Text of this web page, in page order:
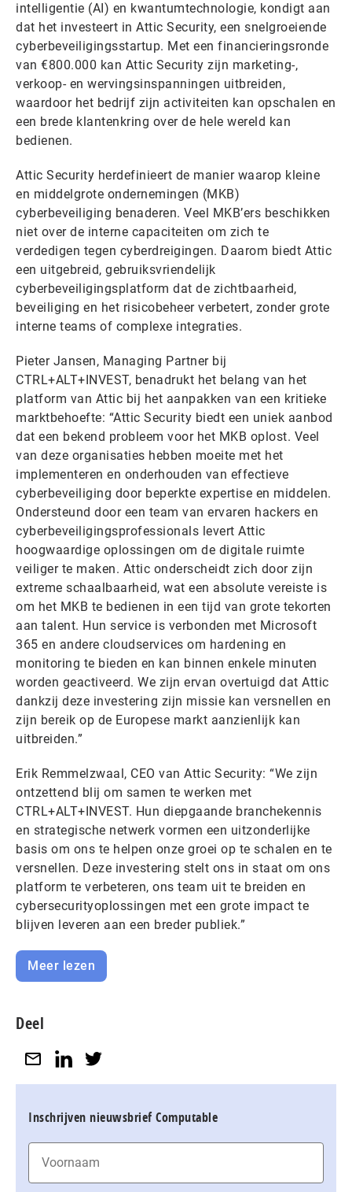
intelligentie (AI) en kwantumtechnologie, kondigt aan
dat het investeert in Attic Security, een snelgroeiende
cyberbeveiligingsstartup. Met een financieringsronde
van €800.000 kan Attic Security zijn marketing-,
verkoop- en wervingsinspanningen uitbreiden,
waardoor het bedrijf zijn activiteiten kan opschalen en
een brede klantenkring over de hele wereld kan
bedienen.
Attic Security herdefinieert de manier waarop kleine
en middelgrote ondernemingen (MKB)
cyberbeveiliging benaderen. Veel MKB’ers beschikken
niet over de interne capaciteiten om zich te
verdedigen tegen cyberdreigingen. Daarom biedt Attic
een uitgebreid, gebruiksvriendelijk
cyberbeveiligingsplatform dat de zichtbaarheid,
beveiliging en het risicobeheer verbetert, zonder grote
interne teams of complexe integraties.
Pieter Jansen, Managing Partner bij
CTRL+ALT+INVEST, benadrukt het belang van het
platform van Attic bij het aanpakken van een kritieke
marktbehoefte: “Attic Security biedt een uniek aanbod
dat een bekend probleem voor het MKB oplost. Veel
van deze organisaties hebben moeite met het
implementeren en onderhouden van effectieve
cyberbeveiliging door beperkte expertise en middelen.
Ondersteund door een team van ervaren hackers en
cyberbeveiligingsprofessionals levert Attic
hoogwaardige oplossingen om de digitale ruimte
veiliger te maken. Attic onderscheidt zich door zijn
extreme schaalbaarheid, wat een absolute vereiste is
om het MKB te bedienen in een tijd van grote tekorten
aan talent. Hun service is verbonden met Microsoft
365 en andere cloudservices om hardening en
monitoring te bieden en kan binnen enkele minuten
worden geactiveerd. We zijn ervan overtuigd dat Attic
dankzij deze investering zijn missie kan versnellen en
zijn bereik op de Europese markt aanzienlijk kan
uitbreiden.”
Erik Remmelzwaal, CEO van Attic Security: “We zijn
ontzettend blij om samen te werken met
CTRL+ALT+INVEST. Hun diepgaande branchekennis
en strategische netwerk vormen een uitzonderlijke
basis om ons te helpen onze groei op te schalen en te
versnellen. Deze investering stelt ons in staat om ons
platform te verbeteren, ons team uit te breiden en
cybersecurityoplossingen met een grote impact te
blijven leveren aan een breder publiek.”
Meer lezen
Deel
Inschrijven nieuwsbrief Computable